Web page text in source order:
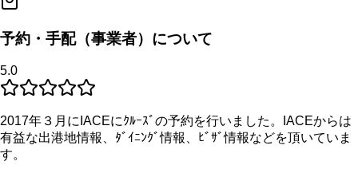
予約・手配（事業者）について
5.0
2017年３月にIACEにｸﾙｰｽﾞの予約を行いました。IACEからは
有益な出港地情報、ﾀﾞｲﾆﾝｸﾞ情報、ﾋﾞｻﾞ情報などを頂いていま
す。